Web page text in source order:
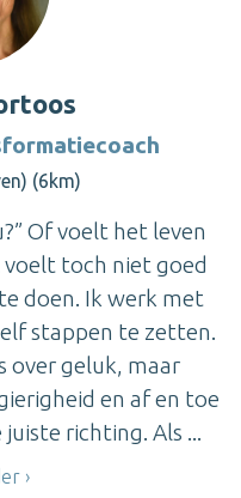
(6km)
Of voelt het leven
toch niet goed
doen. Ik werk met
stappen te zetten.
over geluk, maar
en af en toe
richting. Als ...